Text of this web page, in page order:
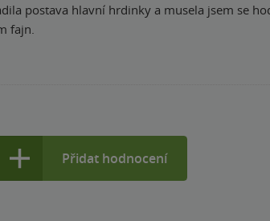
postava hlavní hrdinky a musela jsem se
fajn.
Přidat hodnocení